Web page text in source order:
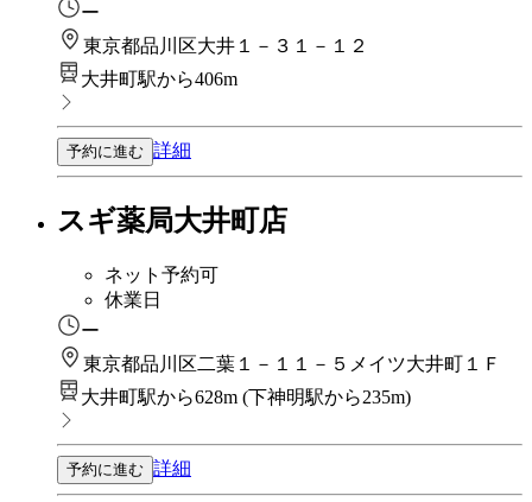
ー
東京都品川区大井１－３１－１２
大井町駅から406m
予約に進む 詳細
スギ薬局大井町店
ネット予約可
休業日
ー
東京都品川区二葉１－１１－５メイツ大井町１Ｆ
大井町駅から628m (下神明駅から235m)
予約に進む 詳細